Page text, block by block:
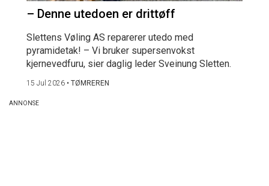
– Denne utedoen er drittøff
Slettens Vøling AS reparerer utedo med
pyramidetak! – Vi bruker supersenvokst
kjernevedfuru, sier daglig leder Sveinung Sletten.
15 Jul 2026 • TØMREREN